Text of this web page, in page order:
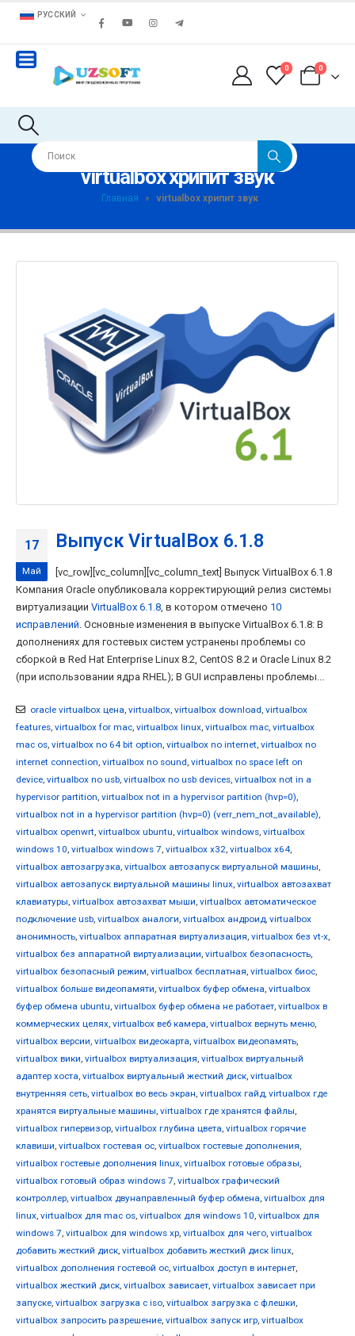
РУССКИЙ
0 0
virtualbox хрипит звук
Главная » virtualbox хрипит звук
17
Май
Выпуск VirtualBox 6.1.8
[vc_row][vc_column][vc_column_text] Выпуск VirtualBox 6.1.8
Компания Oracle опубликовала корректирующий релиз системы
виртуализации VirtualBox 6.1.8, в котором отмечено 10
исправлений. Основные изменения в выпуске VirtualBox 6.1.8: В
дополнениях для гостевых систем устранены проблемы со
сборкой в Red Hat Enterprise Linux 8.2, CentOS 8.2 и Oracle Linux 8.2
(при использовании ядра RHEL); В GUI исправлены проблемы...
oracle virtualbox цена, virtualbox, virtualbox download, virtualbox
features, virtualbox for mac, virtualbox linux, virtualbox mac, virtualbox
mac os, virtualbox no 64 bit option, virtualbox no internet, virtualbox no
internet connection, virtualbox no sound, virtualbox no space left on
device, virtualbox no usb, virtualbox no usb devices, virtualbox not in a
hypervisor partition, virtualbox not in a hypervisor partition (hvp=0),
virtualbox not in a hypervisor partition (hvp=0) (verr_nem_not_available),
virtualbox openwrt, virtualbox ubuntu, virtualbox windows, virtualbox
windows 10, virtualbox windows 7, virtualbox x32, virtualbox x64,
virtualbox автозагрузка, virtualbox автозапуск виртуальной машины,
virtualbox автозапуск виртуальной машины linux, virtualbox автозахват
клавиатуры, virtualbox автозахват мыши, virtualbox автоматическое
подключение usb, virtualbox аналоги, virtualbox андроид, virtualbox
анонимность, virtualbox аппаратная виртуализация, virtualbox без vt-x,
virtualbox без аппаратной виртуализации, virtualbox безопасность,
virtualbox безопасный режим, virtualbox бесплатная, virtualbox биос,
virtualbox больше видеопамяти, virtualbox буфер обмена, virtualbox
буфер обмена ubuntu, virtualbox буфер обмена не работает, virtualbox в
коммерческих целях, virtualbox веб камера, virtualbox вернуть меню,
virtualbox версии, virtualbox видеокарта, virtualbox видеопамять,
virtualbox вики, virtualbox виртуализация, virtualbox виртуальный
адаптер хоста, virtualbox виртуальный жесткий диск, virtualbox
внутренняя сеть, virtualbox во весь экран, virtualbox гайд, virtualbox где
хранятся виртуальные машины, virtualbox где хранятся файлы,
virtualbox гипервизор, virtualbox глубина цвета, virtualbox горячие
клавиши, virtualbox гостевая ос, virtualbox гостевые дополнения,
virtualbox гостевые дополнения linux, virtualbox готовые образы,
virtualbox готовый образ windows 7, virtualbox графический
контроллер, virtualbox двунаправленный буфер обмена, virtualbox для
linux, virtualbox для mac os, virtualbox для windows 10, virtualbox для
windows 7, virtualbox для windows xp, virtualbox для чего, virtualbox
добавить жесткий диск, virtualbox добавить жесткий диск linux,
virtualbox дополнения гостевой ос, virtualbox доступ в интернет,
virtualbox жесткий диск, virtualbox зависает, virtualbox зависает при
запуске, virtualbox загрузка с iso, virtualbox загрузка с флешки,
virtualbox запросить разрешение, virtualbox запуск игр, virtualbox